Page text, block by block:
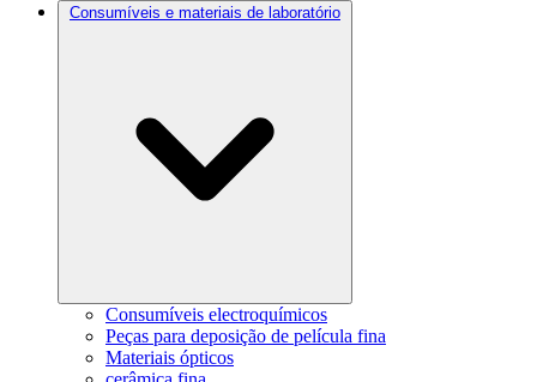
Consumíveis e materiais de laboratório
Consumíveis electroquímicos
Peças para deposição de película fina
Materiais ópticos